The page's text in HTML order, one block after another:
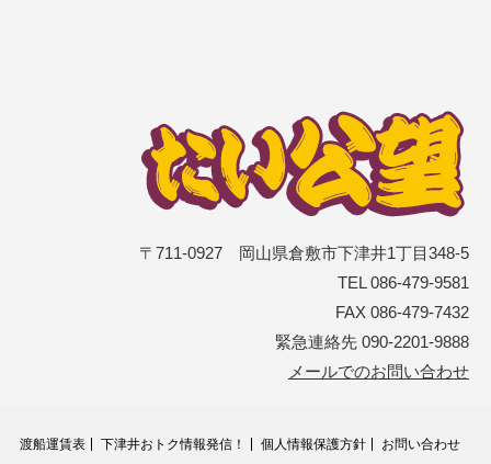
〒711-0927 岡山県倉敷市下津井1丁目348-5
TEL 086-479-9581
FAX 086-479-7432
緊急連絡先 090-2201-9888
メールでのお問い合わせ
渡船運賃表 下津井おトク情報発信！ 個人情報保護方針 お問い合わせ